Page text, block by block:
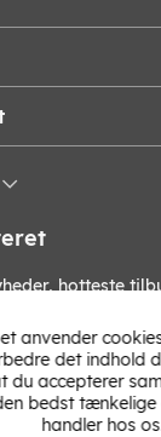
hotteste
anvender
det indhold
du accepterer
bedst tænkelige
handler hos